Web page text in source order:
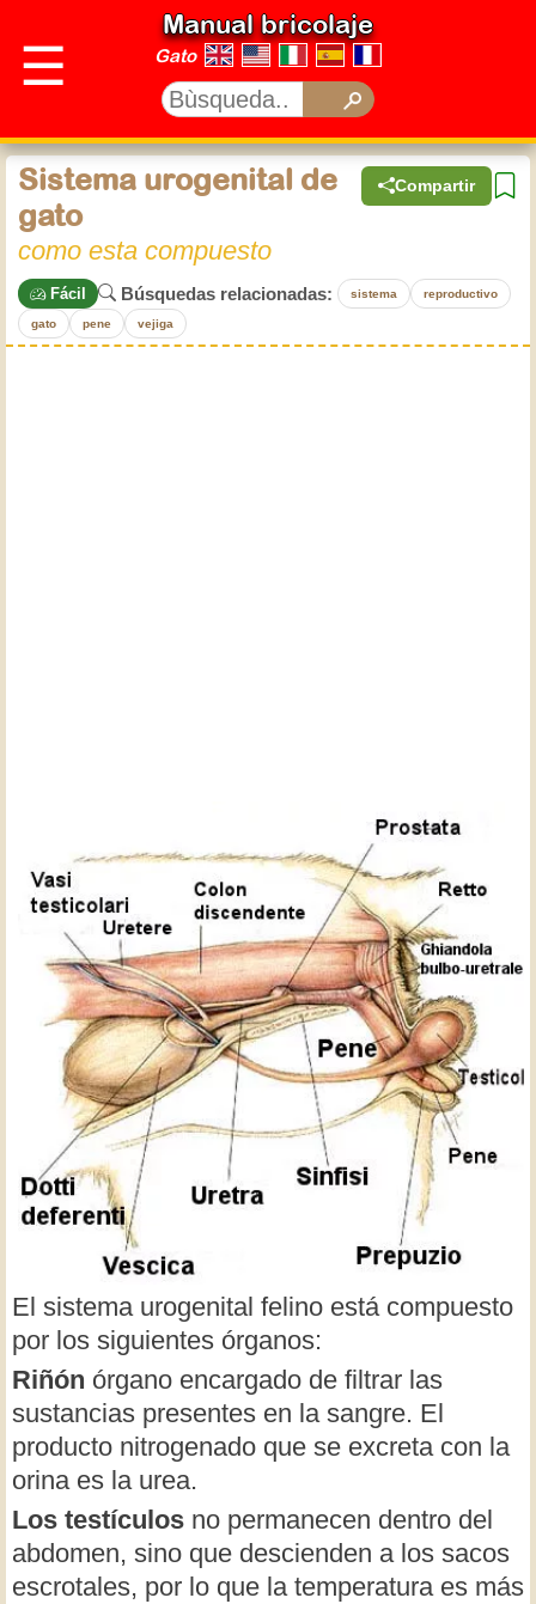
☰
Manual bricolaje
Gato
Compartir
Sistema urogenital de
gato
como esta compuesto
Fácil Búsquedas relacionadas: sistema reproductivo
gato pene vejiga
El sistema urogenital felino está compuesto
por los siguientes órganos:
Riñón órgano encargado de filtrar las
sustancias presentes en la sangre. El
producto nitrogenado que se excreta con la
orina es la urea.
Los testículos no permanecen dentro del
abdomen, sino que descienden a los sacos
escrotales, por lo que la temperatura es más